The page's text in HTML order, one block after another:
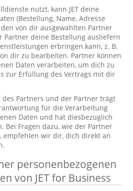
nutzt, kann JET deine
(Bestellung, Name, Adresse
von dir ausgewählten Partner
Partner deine Bestellung ausliefern
erbringen kann, z. B.
dir zu bearbeiten. Partner können
Daten verarbeiten, um dich zu
zur Erfüllung des Vertrags mit dir
Partners und der Partner trägt
für die Verarbeitung
Daten und hat diesbezüglich
Bei Fragen dazu, wie der Partner
empfehlen wir dir, dich direkt an
personenbezogenen
von JET for Business